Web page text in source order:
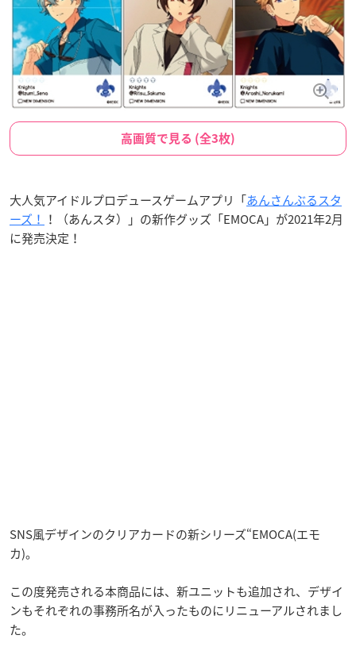
高画質で見る (全3枚)
大人気アイドルプロデュースゲームアプリ「あんさんぶるスタ
ーズ！ ！（あんスタ）」の新作グッズ「EMOCA」が2021年2月
に発売決定！
SNS風デザインのクリアカードの新シリーズ“EMOCA(エモ
カ)。
この度発売される本商品には、新ユニットも追加され、デザイ
ンもそれぞれの事務所名が入ったものにリニューアルされまし
た。